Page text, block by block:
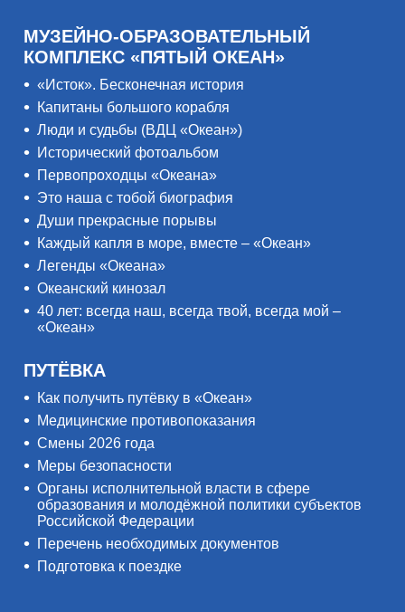
МУЗЕЙНО-ОБРАЗОВАТЕЛЬНЫЙ
КОМПЛЕКС «ПЯТЫЙ ОКЕАН»
«Исток». Бесконечная история
Капитаны большого корабля
Люди и судьбы (ВДЦ «Океан»)
Исторический фотоальбом
Первопроходцы «Океана»
Это наша с тобой биография
Души прекрасные порывы
Каждый капля в море, вместе – «Океан»
Легенды «Океана»
Океанский кинозал
40 лет: всегда наш, всегда твой, всегда мой –
«Океан»
ПУТЁВКА
Как получить путёвку в «Океан»
Медицинские противопоказания
Смены 2026 года
Меры безопасности
Органы исполнительной власти в сфере
образования и молодёжной политики субъектов
Российской Федерации
Перечень необходимых документов
Подготовка к поездке